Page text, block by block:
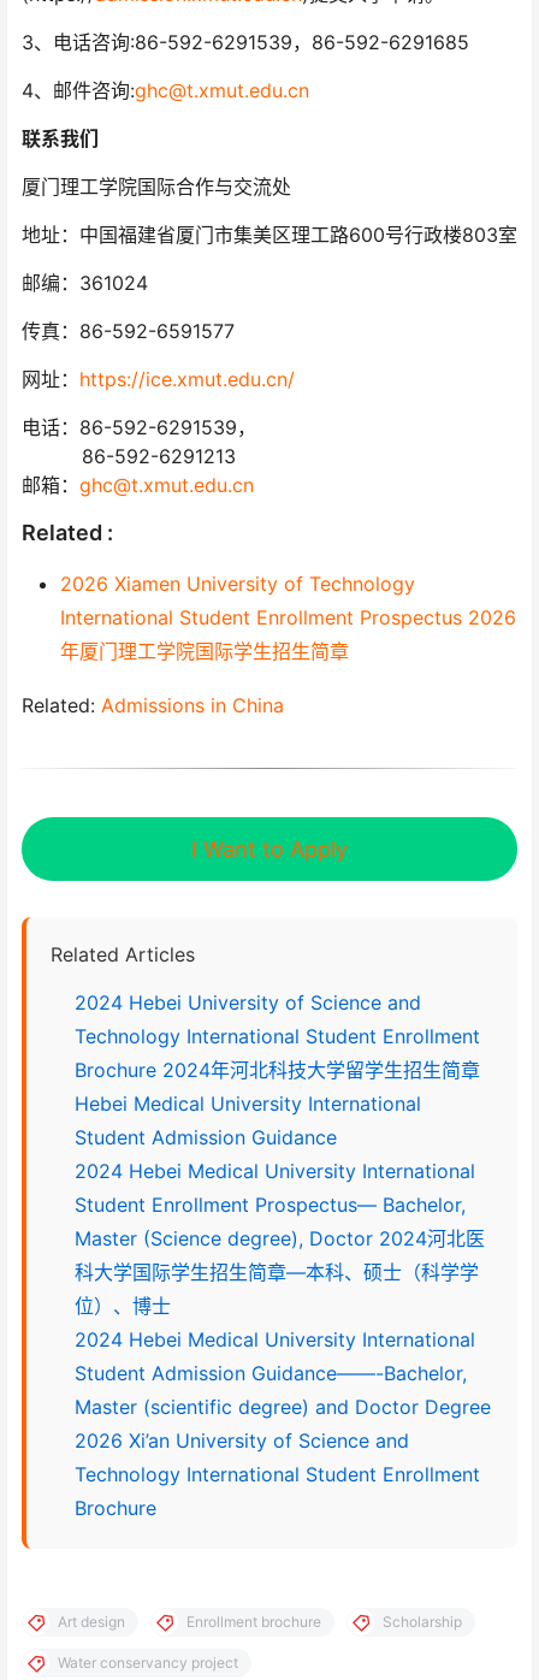
3、电话咨询:86-592-6291539，86-592-6291685
4、邮件咨询:ghc@t.xmut.edu.cn
联系我们
厦门理工学院国际合作与交流处
地址：中国福建省厦门市集美区理工路600号行政楼803室
邮编：361024
传真：86-592-6591577
网址： https://ice.xmut.edu.cn/
电话：86-592-6291539，
86-592-6291213
邮箱： ghc@t.xmut.edu.cn
Related :
2026 Xiamen University of Technology
International Student Enrollment Prospectus 2026
年厦门理工学院国际学生招生简章
Related: Admissions in China
I Want to Apply
Related Articles
2024 Hebei University of Science and
Technology International Student Enrollment
Brochure 2024年河北科技大学留学生招生简章
Hebei Medical University International
Student Admission Guidance
2024 Hebei Medical University International
Student Enrollment Prospectus— Bachelor,
Master (Science degree), Doctor 2024河北医
科大学国际学生招生简章—本科、硕士（科学学
位）、博士
2024 Hebei Medical University International
Student Admission Guidance——-Bachelor,
Master (scientific degree) and Doctor Degree
2026 Xi’an University of Science and
Technology International Student Enrollment
Brochure
Art design Enrollment brochure Scholarship
Water conservancy project